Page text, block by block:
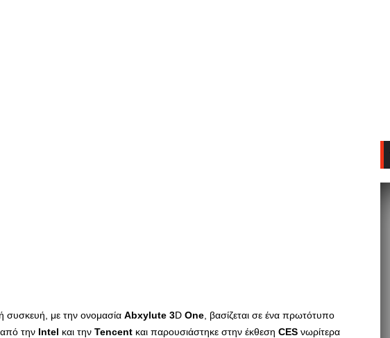
συσκευή, με την ονομασία Abxylute 3D One , βασίζεται σε ένα πρωτότυπο
την Intel και την Tencent και παρουσιάστηκε στην έκθεση CES νωρίτερα